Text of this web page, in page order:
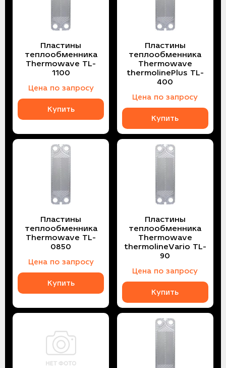
Пластины
теплообменника
Thermowave TL-
1100
Цена по запросу
Купить
Пластины
теплообменника
Thermowave
thermolinePlus TL-
400
Цена по запросу
Купить
Пластины
теплообменника
Thermowave TL-
0850
Цена по запросу
Купить
Пластины
теплообменника
Thermowave
thermolineVario TL-
90
Цена по запросу
Купить